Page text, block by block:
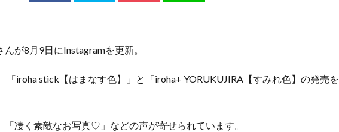
が8月9日にInstagramを更新。
「iroha stick【はまなす色】」と「iroha+ YORUKUJIRA【すみれ色】の発売を
凄く素敵なお写真♡」などの声が寄せられています。